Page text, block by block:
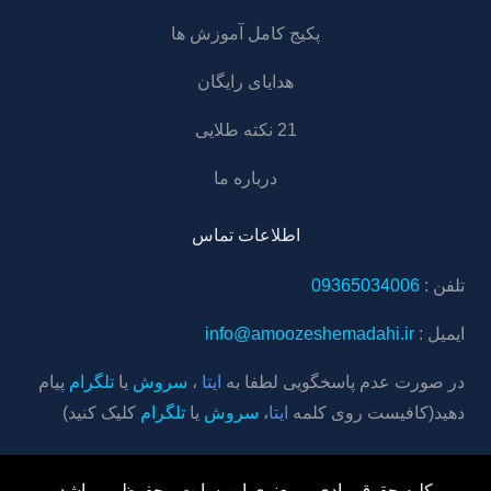
پکیج کامل آموزش ها
هدایای رایگان
21 نکته طلایی
درباره ما
اطلاعات تماس
تلفن : 09365034006
ایمیل : info@amoozeshemadahi.ir
در صورت عدم پاسخگویی لطفا به ایتا ، سروش یا تلگرام پیام
دهید(کافیست روی کلمه ایتا، سروش یا تلگرام کلیک کنید)